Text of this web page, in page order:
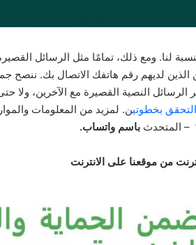
لنا. ومع ذلك، تمامًا مثل الرسائل القصيرة
لديهم رقم هاتفك الاتصال بك. ننصح
النصية القصيرة مع الآخرين، ولا حتى
التحقق بخطوتين. لمزيد من المعلومات
– المتحدث باسم واتساب.
من موقعنا على الانترنت